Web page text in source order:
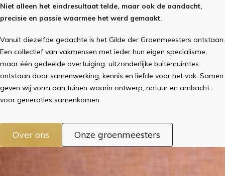
Niet alleen het eindresultaat telde, maar ook de aandacht,
precisie en passie waarmee het werd gemaakt.
Vanuit diezelfde gedachte is het Gilde der Groenmeesters ontstaan.
Een collectief van vakmensen met ieder hun eigen specialisme,
maar één gedeelde overtuiging: uitzonderlijke buitenruimtes
ontstaan door samenwerking, kennis en liefde voor het vak. Samen
geven wij vorm aan tuinen waarin ontwerp, natuur en ambacht
voor generaties samenkomen.
Over ons Onze groenmeesters